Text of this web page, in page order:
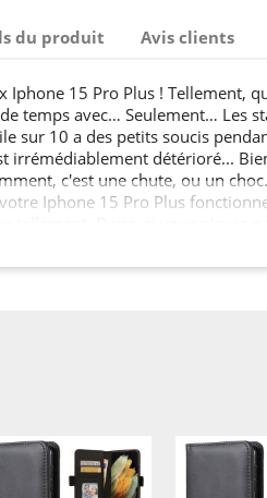
du produit Avis clients
Iphone 15 Pro Plus ! Tellement,
temps avec… Seulement… Les
sur 10 a des petits soucis
irrémédiablement détérioré...
c'est une chute, ou un
Iphone 15 Pro Plus
N'allez pas croire qu'il faudra